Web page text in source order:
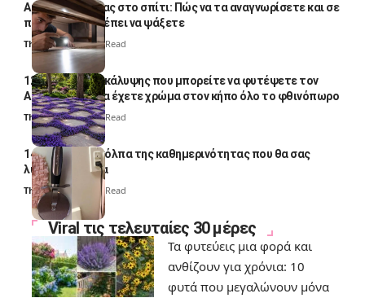
Αυγά κατσαρίδας στο σπίτι: Πώς να τα αναγνωρίσετε και σε
ποια σημεία πρέπει να ψάξετε
Thali Ombre4 Min Read
12 φυτά εδαφοκάλυψης που μπορείτε να φυτέψετε τον
Αύγουστο για να έχετε χρώμα στον κήπο όλο το φθινόπωρο
Thali Ombre7 Min Read
14 πανέξυπνα κόλπα της καθημερινότητας που θα σας
λύσουν τα χέρια
Thali Ombre 6 Min Read
Viral τις τελευταίες 30 μέρες
Τα φυτεύεις μια φορά και
ανθίζουν για χρόνια: 10
φυτά που μεγαλώνουν μόνα